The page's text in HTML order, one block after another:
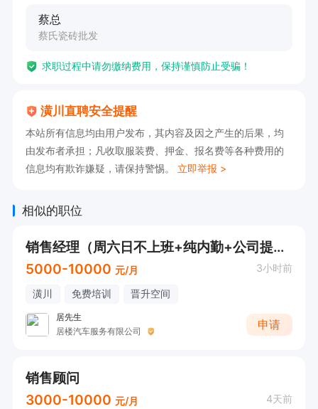
蔡总
蔡氏瓷砖批发
求职过程中请勿缴纳费用，保持谨慎防止受骗！
潢川直聘安全提醒
本站所有信息均由用户发布，其内容及因之产生的后果，均
由发布者承担；凡收取服装费、押金、报名费等各种费用的
信息均有欺诈嫌疑，请保持警惕。 立即举报 >
相似的职位
销售经理（周六日不上班+纯内勤+公司提供资源）
5000-10000 元/月 3小时前
潢川 免费培训 晋升空间
居先生
居楼汽车服务有限公司
申请
销售顾问
3000-10000 元/月 4天前